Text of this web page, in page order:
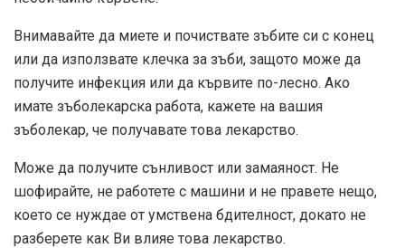
Внимавайте да миете и почиствате зъбите си с конец
или да използвате клечка за зъби, защото може да
получите инфекция или да кървите по-лесно. Ако
имате зъболекарска работа, кажете на вашия
зъболекар, че получавате това лекарство.
Може да получите сънливост или замаяност. Не
шофирайте, не работете с машини и не правете нещо,
което се нуждае от умствена бдителност, докато не
разберете как Ви влияе това лекарство.